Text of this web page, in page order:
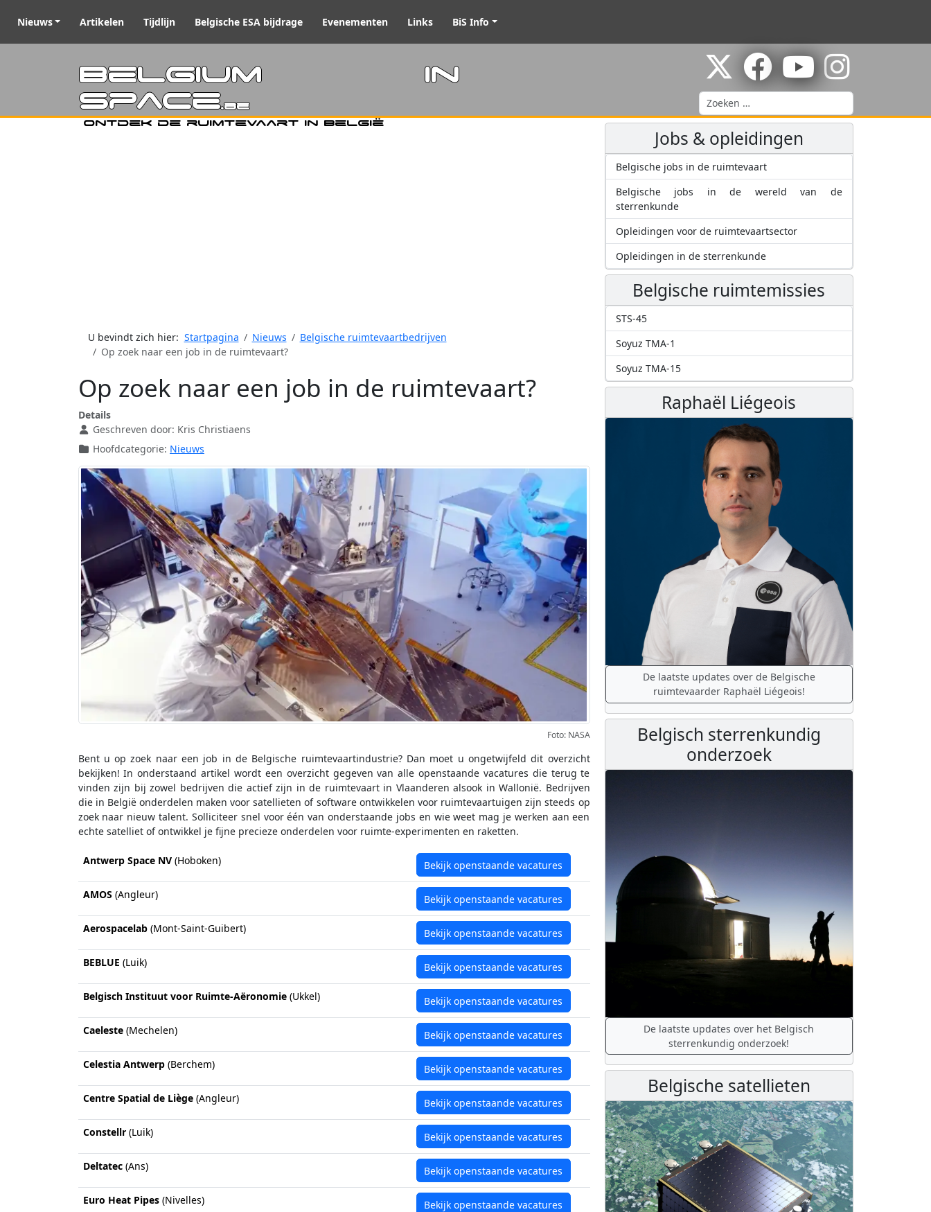
Nieuws Artikelen Tijdlijn Belgische ESA bijdrage Evenementen Links BiS Info
Belgium in
Space.be
Ontdek de ruimtevaart in België
Zoeken
U bevindt zich hier: Startpagina Nieuws
Belgische ruimtevaartbedrijven
Op zoek naar een job in de ruimtevaart?
Op zoek naar een job in de ruimtevaart?
Details
Geschreven door: Kris Christiaens
Hoofdcategorie: Nieuws
Foto: NASA
Bent u op zoek naar een job in de Belgische ruimtevaartindustrie? Dan moet u ongetwijfeld dit overzicht
bekijken! In onderstaand artikel wordt een overzicht gegeven van alle openstaande vacatures die terug te
vinden zijn bij zowel bedrijven die actief zijn in de ruimtevaart in Vlaanderen alsook in Wallonië. Bedrijven
die in België onderdelen maken voor satellieten of software ontwikkelen voor ruimtevaartuigen zijn steeds op
zoek naar nieuw talent. Solliciteer snel voor één van onderstaande jobs en wie weet mag je werken aan een
echte satelliet of ontwikkel je fijne precieze onderdelen voor ruimte-experimenten en raketten.
Antwerp Space NV(Hoboken) Bekijk openstaande vacatures
AMOS (Angleur) Bekijk openstaande vacatures
Aerospacelab(Mont-Saint-Guibert) Bekijk openstaande vacatures
BEBLUE (Luik) Bekijk openstaande vacatures
Belgisch Instituut voor Ruimte-Aëronomie(Ukkel) Bekijk openstaande vacatures
Caeleste(Mechelen) Bekijk openstaande vacatures
Celestia Antwerp(Berchem) Bekijk openstaande vacatures
Centre Spatial de Liège(Angleur) Bekijk openstaande vacatures
Constellr(Luik) Bekijk openstaande vacatures
Deltatec(Ans) Bekijk openstaande vacatures
Euro Heat Pipes(Nivelles) Bekijk openstaande vacatures
Jobs & opleidingen
Belgische jobs in de ruimtevaart
Belgische jobs in de wereld van de
sterrenkunde
Opleidingen voor de ruimtevaartsector
Opleidingen in de sterrenkunde
Belgische ruimtemissies
STS-45
Soyuz TMA-1
Soyuz TMA-15
Raphaël Liégeois
De laatste updates over de Belgische
ruimtevaarder Raphaël Liégeois!
Belgisch sterrenkundig
onderzoek
De laatste updates over het Belgisch
sterrenkundig onderzoek!
Belgische satellieten